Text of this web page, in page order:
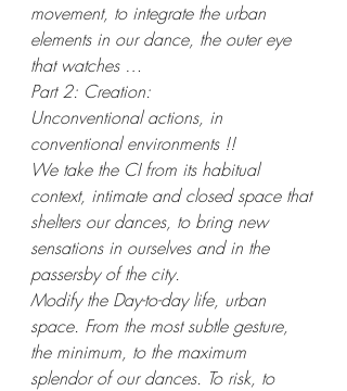
movement, to integrate the urban
elements in our dance, the outer eye
that watches …
Part 2: Creation:
Unconventional actions, in
conventional environments !!
We take the CI from its habitual
context, intimate and closed space that
shelters our dances, to bring new
sensations in ourselves and in the
passersby of the city.
Modify the Day-to-day life, urban
space. From the most subtle gesture,
the minimum, to the maximum
splendor of our dances. To risk, to